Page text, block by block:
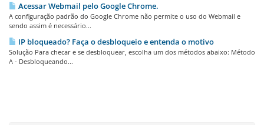
Acessar Webmail pelo Google Chrome.
A configuração padrão do Google Chrome não permite o uso do Webmail e
sendo assim é necessário...
IP bloqueado? Faça o desbloqueio e entenda o motivo
Solução Para checar e se desbloquear, escolha um dos métodos abaixo: Método
A - Desbloqueando...